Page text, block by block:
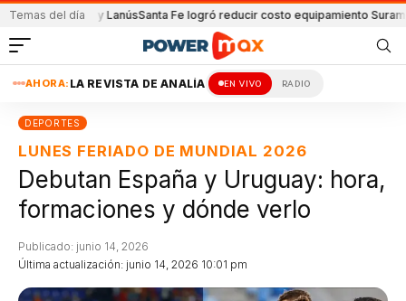
Temas del día
y Lanús Santa Fe logró reducir costo equipamiento Suramericanos
AHORA: LA REVISTA DE ANALÍA EN VIVO RADIO
DEPORTES
LUNES FERIADO DE MUNDIAL 2026
Debutan España y Uruguay: hora,
formaciones y dónde verlo
Última actualización: junio 14, 2026 10:01 pm
Publicado: junio 14, 2026